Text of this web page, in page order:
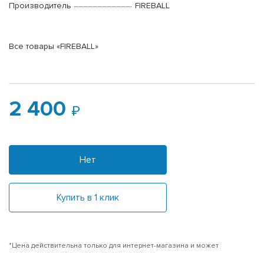
Производитель
FIREBALL
Все товары «FIREBALL»
2 400
Нет
Купить в 1 клик
*Цена действительна только для интернет-магазина и может